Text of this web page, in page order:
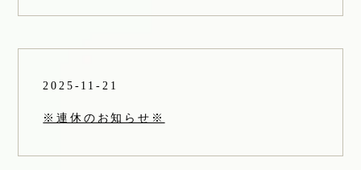
2025-11-21
※連休のお知らせ※